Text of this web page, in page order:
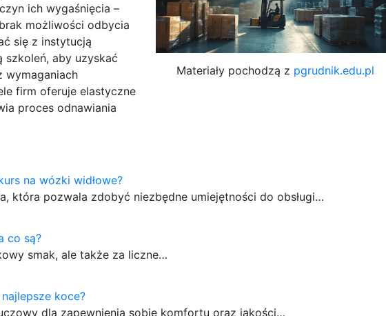
Materiały pochodzą z pgrudnik.edu.pl
ich wygaśnięcia –
możliwości odbycia
się z instytucją
szkoleń, aby uzyskać
wymaganiach
firm oferuje elastyczne
proces odnawiania
na wózki widłowe?
która pozwala zdobyć niezbędne umiejętności do obsługi…
co są?
smak, ale także za liczne…
koce?
dla zapewnienia sobie komfortu oraz jakości…